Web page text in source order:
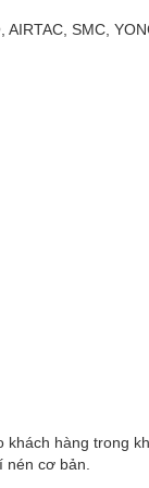
SMC,
hàng trong
cơ bản.